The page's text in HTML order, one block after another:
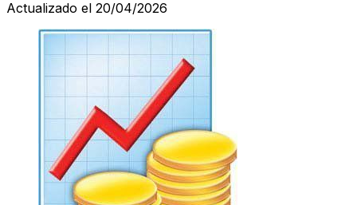
Actualizado el 20/04/2026